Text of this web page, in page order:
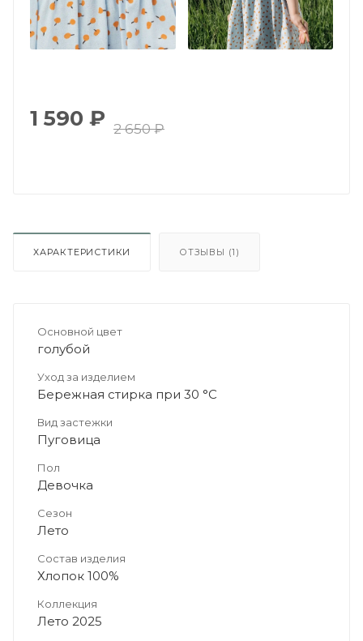
1 590 ₽ 2 650₽
ХАРАКТЕРИСТИКИ ОТЗЫВЫ (1)
Основной цвет
голубой
Уход за изделием
Бережная стирка при 30 °C
Вид застежки
Пуговица
Пол
Девочка
Сезон
Лето
Состав изделия
Хлопок 100%
Коллекция
Лето 2025